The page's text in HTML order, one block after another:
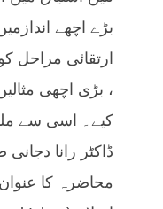
بڑے اچھے
ارتقائی
، بڑی اچھی
کیے۔ اسی سے
ڈاکٹر رانا
محاضرہ کا عنوان